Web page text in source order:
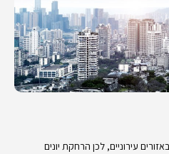
עירוניים, לכן הרחקת יונים